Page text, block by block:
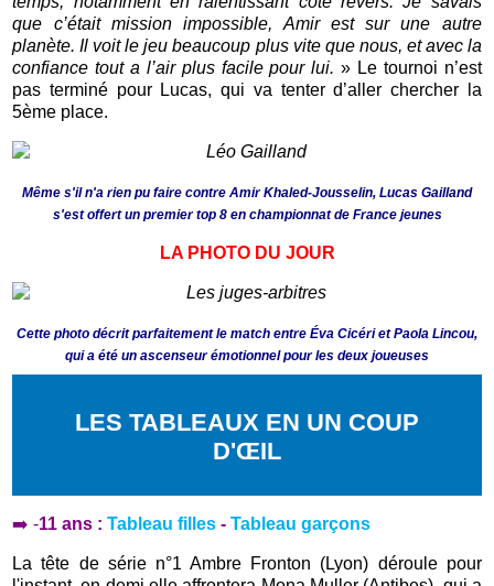
que c’était mission impossible, Amir est sur une autre
planète. Il voit le jeu beaucoup plus vite que nous, et avec la
confiance tout a l’air plus facile pour lui. » Le tournoi n’est
pas terminé pour Lucas, qui va tenter d’aller chercher la
5ème place.
Même s'il n'a rien pu faire contre Amir Khaled-Jousselin, Lucas Gailland
s'est offert un premier top 8 en championnat de France jeunes
LA PHOTO DU JOUR
Cette photo décrit parfaitement le match entre Éva Cicéri et Paola Lincou,
qui a été un ascenseur émotionnel pour les deux joueuses
LES TABLEAUX EN UN COUP
D'ŒIL
➡️ -11 ans :Tableau filles -Tableau garçons
La tête de série n°1 Ambre Fronton (Lyon) déroule pour